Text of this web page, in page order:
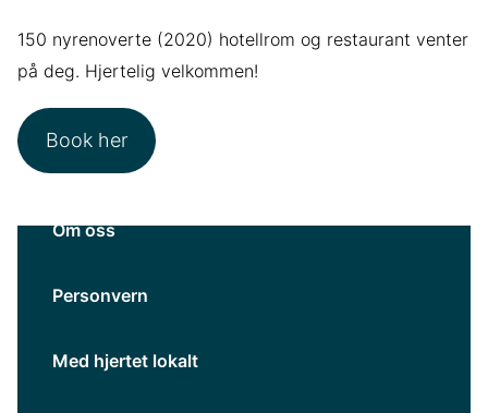
150 nyrenoverte (2020) hotellrom og restaurant venter
på deg. Hjertelig velkommen!
Book her
Om oss
Personvern
Med hjertet lokalt